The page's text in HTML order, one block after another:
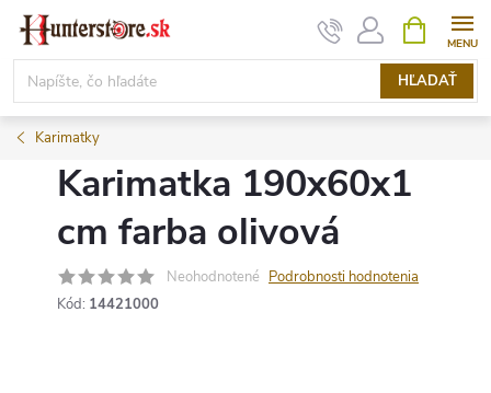
Prejsť
obsah
HĽADAŤ
KOŠÍK
Karimatky
Karimatka 190x60x1
cm farba olivová
Neohodnotené Podrobnosti hodnotenia
Kód: 14421000